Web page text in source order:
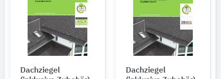
Dachziegel
Dachziegel